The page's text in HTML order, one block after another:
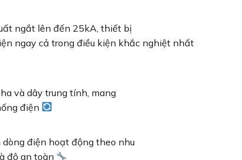
ngắt lên đến 25kA, thiết bị
ngay cả trong điều kiện khắc nghiệt nhất
và dây trung tính, mang
điện
điện hoạt động theo nhu
độ an toàn